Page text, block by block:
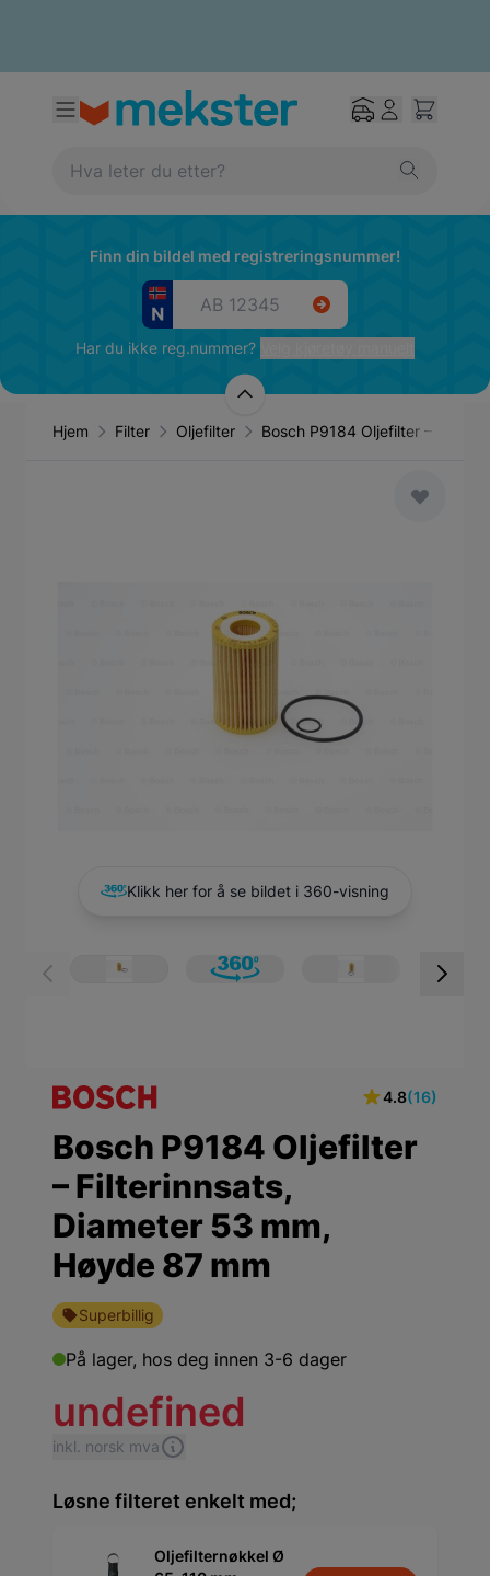
Finn din bildel med registreringsnummer!
Har du ikke reg.nummer?
Hjem Filter Oljefilter Bosch P9184 Oljefilter –
Klikk her for å se bildet i 360-visning
View larger image
View larger image
View larger
4.8(16)
Bosch P9184 Oljefilter
– Filterinnsats,
Diameter 53 mm,
Høyde 87 mm
Superbillig
På lager, hos deg innen 3-6 dager
undefined
inkl. norsk mva
Løsne filteret enkelt med;
Oljefilternøkkel Ø